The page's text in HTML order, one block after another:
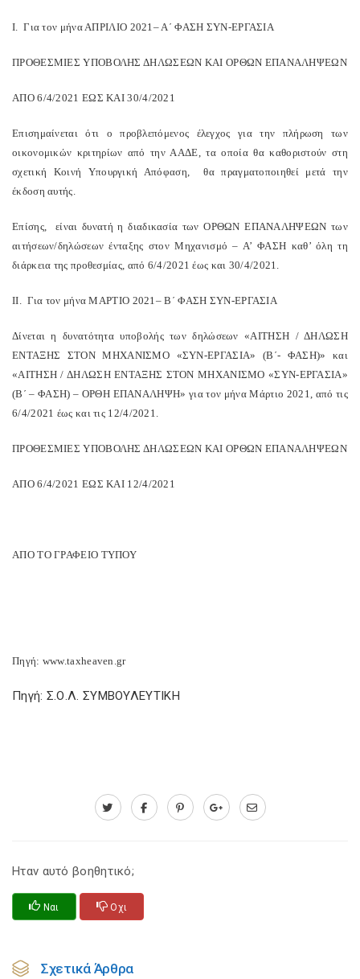
Ι. Για τον μήνα ΑΠΡΙΛΙΟ 2021– Α΄ ΦΑΣΗ ΣΥΝ-ΕΡΓΑΣΙΑ
ΠΡΟΘΕΣΜΙΕΣ ΥΠΟΒΟΛΗΣ ΔΗΛΩΣΕΩΝ ΚΑΙ ΟΡΘΩΝ ΕΠΑΝΑΛΗΨΕΩΝ
ΑΠΟ 6/4/2021 ΕΩΣ ΚΑΙ 30/4/2021
Επισημαίνεται ότι ο προβλεπόμενος έλεγχος για την πλήρωση των
οικονομικών κριτηρίων από την ΑΑΔΕ, τα οποία θα καθοριστούν στη
σχετική Κοινή Υπουργική Απόφαση, θα πραγματοποιηθεί μετά την
έκδοση αυτής.
Επίσης, είναι δυνατή η διαδικασία των ΟΡΘΩΝ ΕΠΑΝΑΛΗΨΕΩΝ των
αιτήσεων/δηλώσεων ένταξης στον Μηχανισμό – Α’ ΦΑΣΗ καθ’ όλη τη
διάρκεια της προθεσμίας, από 6/4/2021 έως και 30/4/2021.
ΙΙ. Για τον μήνα ΜΑΡΤΙΟ 2021– Β΄ ΦΑΣΗ ΣΥΝ-ΕΡΓΑΣΙΑ
Δίνεται η δυνατότητα υποβολής των δηλώσεων «ΑΙΤΗΣΗ / ΔΗΛΩΣΗ
ΕΝΤΑΞΗΣ ΣΤΟΝ ΜΗΧΑΝΙΣΜΟ «ΣΥΝ-ΕΡΓΑΣΙΑ» (Β΄- ΦΑΣΗ)» και
«ΑΙΤΗΣΗ / ΔΗΛΩΣΗ ΕΝΤΑΞΗΣ ΣΤΟΝ ΜΗΧΑΝΙΣΜΟ «ΣΥΝ-ΕΡΓΑΣΙΑ»
(Β΄ – ΦΑΣΗ) – ΟΡΘΗ ΕΠΑΝΑΛΗΨΗ» για τον μήνα Μάρτιο 2021, από τις
6/4/2021 έως και τις 12/4/2021.
ΠΡΟΘΕΣΜΙΕΣ ΥΠΟΒΟΛΗΣ ΔΗΛΩΣΕΩΝ ΚΑΙ ΟΡΘΩΝ ΕΠΑΝΑΛΗΨΕΩΝ
ΑΠΟ 6/4/2021 ΕΩΣ ΚΑΙ 12/4/2021
ΑΠΟ ΤΟ ΓΡΑΦΕΙΟ ΤΥΠΟΥ
Πηγή: www.taxheaven.gr
Πηγή: Σ.Ο.Λ. ΣΥΜΒΟΥΛΕΥΤΙΚΗ
Ηταν αυτό βοηθητικό;
Ναι Οχι
Σχετικά Άρθρα